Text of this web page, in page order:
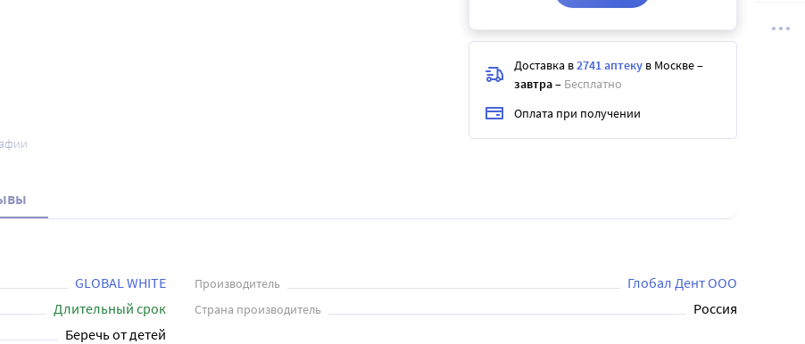
Доставка в2741 аптеку в Москве–
завтра– Бесплатно
Оплата при получении
GLOBAL WHITE Производитель Глобал Дент ООО
Длительный срок Страна производитель Россия
Беречь от детей